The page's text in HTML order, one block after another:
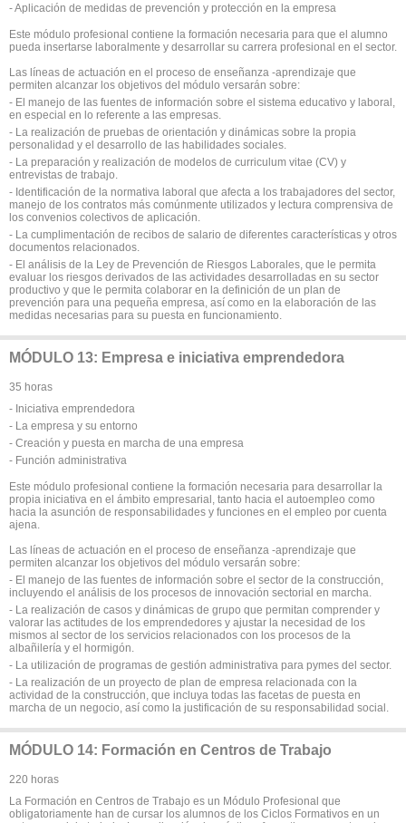
- Aplicación de medidas de prevención y protección en la empresa
Este módulo profesional contiene la formación necesaria para que el alumno
pueda insertarse laboralmente y desarrollar su carrera profesional en el sector.
Las líneas de actuación en el proceso de enseñanza -aprendizaje que
permiten alcanzar los objetivos del módulo versarán sobre:
- El manejo de las fuentes de información sobre el sistema educativo y laboral,
en especial en lo referente a las empresas.
- La realización de pruebas de orientación y dinámicas sobre la propia
personalidad y el desarrollo de las habilidades sociales.
- La preparación y realización de modelos de curriculum vitae (CV) y
entrevistas de trabajo.
- Identificación de la normativa laboral que afecta a los trabajadores del sector,
manejo de los contratos más comúnmente utilizados y lectura comprensiva de
los convenios colectivos de aplicación.
- La cumplimentación de recibos de salario de diferentes características y otros
documentos relacionados.
- El análisis de la Ley de Prevención de Riesgos Laborales, que le permita
evaluar los riesgos derivados de las actividades desarrolladas en su sector
productivo y que le permita colaborar en la definición de un plan de
prevención para una pequeña empresa, así como en la elaboración de las
medidas necesarias para su puesta en funcionamiento.
MÓDULO 13: Empresa e iniciativa emprendedora
35 horas
- Iniciativa emprendedora
- La empresa y su entorno
- Creación y puesta en marcha de una empresa
- Función administrativa
Este módulo profesional contiene la formación necesaria para desarrollar la
propia iniciativa en el ámbito empresarial, tanto hacia el autoempleo como
hacia la asunción de responsabilidades y funciones en el empleo por cuenta
ajena.
Las líneas de actuación en el proceso de enseñanza -aprendizaje que
permiten alcanzar los objetivos del módulo versarán sobre:
- El manejo de las fuentes de información sobre el sector de la construcción,
incluyendo el análisis de los procesos de innovación sectorial en marcha.
- La realización de casos y dinámicas de grupo que permitan comprender y
valorar las actitudes de los emprendedores y ajustar la necesidad de los
mismos al sector de los servicios relacionados con los procesos de la
albañilería y el hormigón.
- La utilización de programas de gestión administrativa para pymes del sector.
- La realización de un proyecto de plan de empresa relacionada con la
actividad de la construcción, que incluya todas las facetas de puesta en
marcha de un negocio, así como la justificación de su responsabilidad social.
MÓDULO 14: Formación en Centros de Trabajo
220 horas
La Formación en Centros de Trabajo es un Módulo Profesional que
obligatoriamente han de cursar los alumnos de los Ciclos Formativos en un